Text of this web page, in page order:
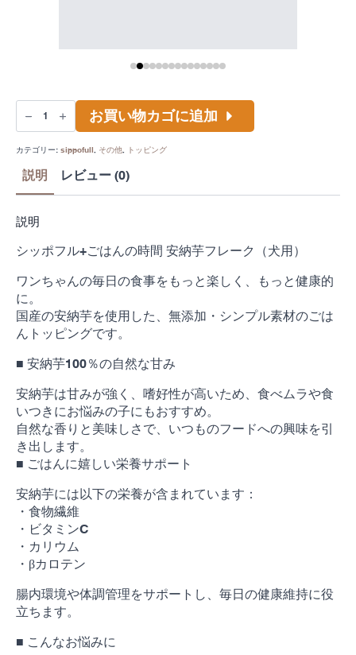
【国
添
安
芋
フ
犬
用
ッ
ピ
グ
シ
ッ
ポ
フ
ル
ご
は
の
｜
さ
つ
ま
い
も
100％
べ
ラ
対
腸
環
境
ポ
栄
養
補
給
は
ん
お買い物カゴに追加
カテゴリー: sippofull その他 トッピング
説明 レビュー (0)
説明
シッポフル+ごはんの時間 安納芋フレーク（犬用）
ワンちゃんの毎日の食事をもっと楽しく、もっと健康的
に。
国産の安納芋を使用した、無添加・シンプル素材のごは
んトッピングです。
■ 安納芋100％の自然な甘み
安納芋は甘みが強く、嗜好性が高いため、食べムラや食
いつきにお悩みの子にもおすすめ。
自然な香りと美味しさで、いつものフードへの興味を引
き出します。
■ ごはんに嬉しい栄養サポート
安納芋には以下の栄養が含まれています：
・食物繊維
・ビタミンC
・カリウム
・βカロテン
腸内環境や体調管理をサポートし、毎日の健康維持に役
立ちます。
■ こんなお悩みに